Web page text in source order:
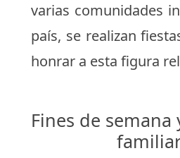
varias comunidades
país, se realizan
honrar a esta figura
Fines de semana